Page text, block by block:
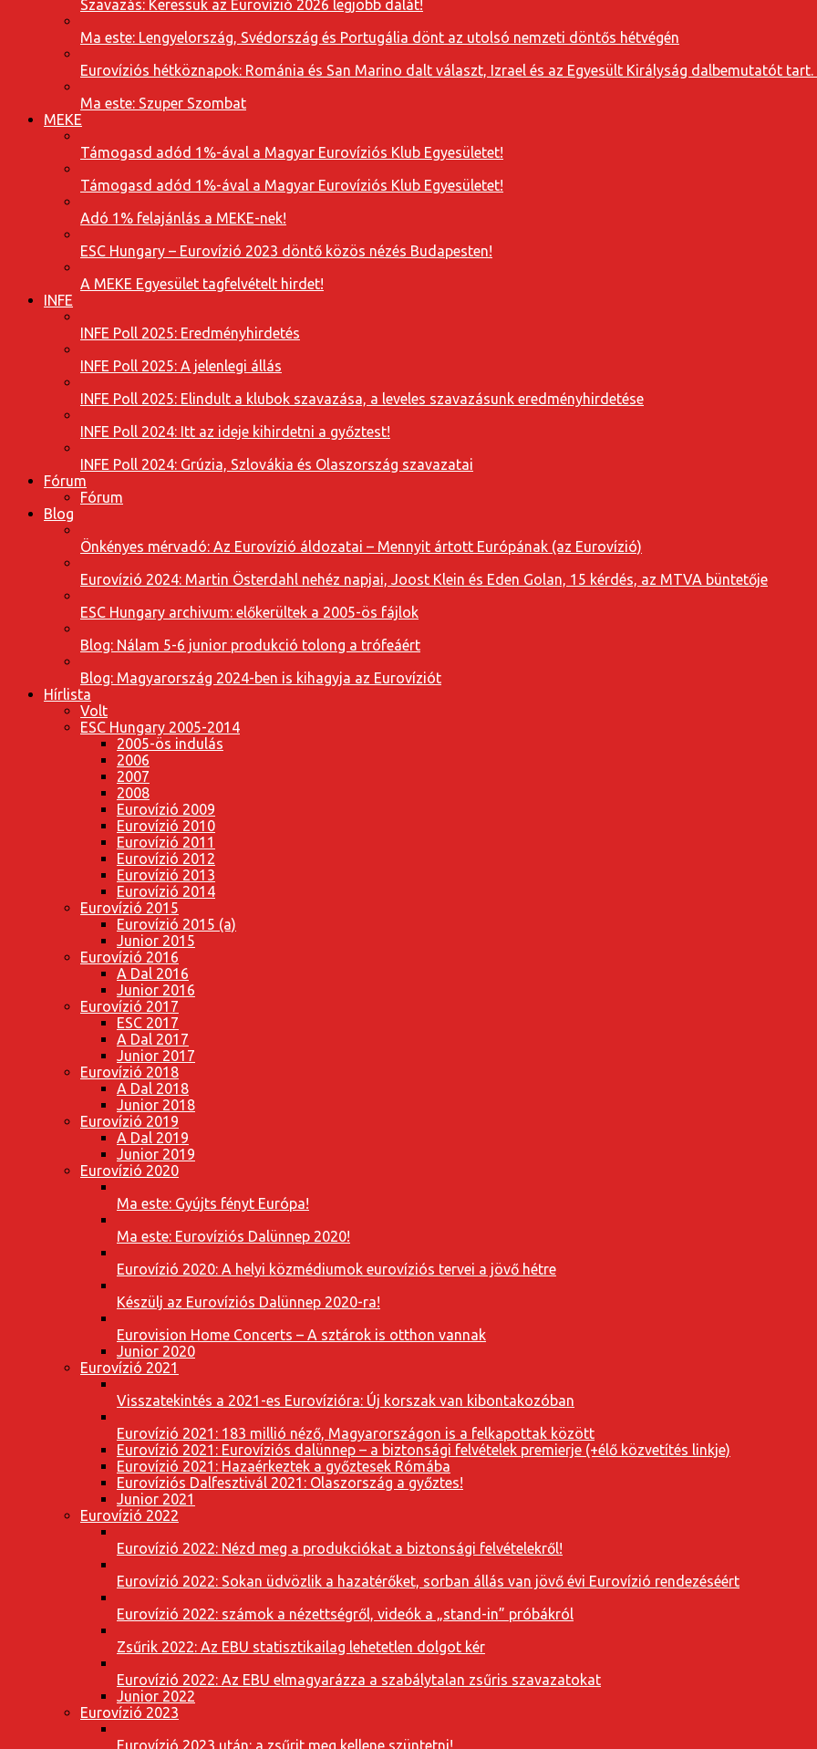
Szavazás: Keressük az Eurovízió 2026 legjobb dalát!
Ma este: Lengyelország, Svédország és Portugália dönt az utolsó nemzeti döntős hétvégén
Eurovíziós hétköznapok: Románia és San Marino dalt választ, Izrael és az Egyesült Királyság dalbemutatót tart.
Ma este: Szuper Szombat
MEKE
Támogasd adód 1%-ával a Magyar Eurovíziós Klub Egyesületet!
Támogasd adód 1%-ával a Magyar Eurovíziós Klub Egyesületet!
Adó 1% felajánlás a MEKE-nek!
ESC Hungary – Eurovízió 2023 döntő közös nézés Budapesten!
A MEKE Egyesület tagfelvételt hirdet!
INFE
INFE Poll 2025: Eredményhirdetés
INFE Poll 2025: A jelenlegi állás
INFE Poll 2025: Elindult a klubok szavazása, a leveles szavazásunk eredményhirdetése
INFE Poll 2024: Itt az ideje kihirdetni a győztest!
INFE Poll 2024: Grúzia, Szlovákia és Olaszország szavazatai
Fórum
Fórum
Blog
Önkényes mérvadó: Az Eurovízió áldozatai – Mennyit ártott Európának (az Eurovízió)
Eurovízió 2024: Martin Österdahl nehéz napjai, Joost Klein és Eden Golan, 15 kérdés, az MTVA büntetője
ESC Hungary archivum: előkerültek a 2005-ös fájlok
Blog: Nálam 5-6 junior produkció tolong a trófeáért
Blog: Magyarország 2024-ben is kihagyja az Eurovíziót
Hírlista
Volt
ESC Hungary 2005-2014
2005-ös indulás
2006
2007
2008
Eurovízió 2009
Eurovízió 2010
Eurovízió 2011
Eurovízió 2012
Eurovízió 2013
Eurovízió 2014
Eurovízió 2015
Eurovízió 2015 (a)
Junior 2015
Eurovízió 2016
A Dal 2016
Junior 2016
Eurovízió 2017
ESC 2017
A Dal 2017
Junior 2017
Eurovízió 2018
A Dal 2018
Junior 2018
Eurovízió 2019
A Dal 2019
Junior 2019
Eurovízió 2020
Ma este: Gyújts fényt Európa!
Ma este: Eurovíziós Dalünnep 2020!
Eurovízió 2020: A helyi közmédiumok eurovíziós tervei a jövő hétre
Készülj az Eurovíziós Dalünnep 2020-ra!
Eurovision Home Concerts – A sztárok is otthon vannak
Junior 2020
Eurovízió 2021
Visszatekintés a 2021-es Eurovízióra: Új korszak van kibontakozóban
Eurovízió 2021: 183 millió néző, Magyarországon is a felkapottak között
Eurovízió 2021: Eurovíziós dalünnep – a biztonsági felvételek premierje (+élő közvetítés linkje)
Eurovízió 2021: Hazaérkeztek a győztesek Rómába
Eurovíziós Dalfesztivál 2021: Olaszország a győztes!
Junior 2021
Eurovízió 2022
Eurovízió 2022: Nézd meg a produkciókat a biztonsági felvételekről!
Eurovízió 2022: Sokan üdvözlik a hazatérőket, sorban állás van jövő évi Eurovízió rendezéséért
Eurovízió 2022: számok a nézettségről, videók a „stand-in” próbákról
Zsűrik 2022: Az EBU statisztikailag lehetetlen dolgot kér
Eurovízió 2022: Az EBU elmagyarázza a szabálytalan zsűris szavazatokat
Junior 2022
Eurovízió 2023
Eurovízió 2023 után: a zsűrit meg kellene szüntetni!